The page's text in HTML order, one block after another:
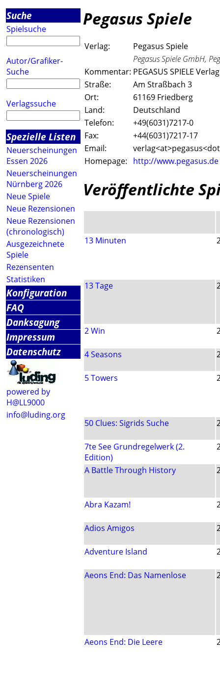
Suche
Spielsuche
Autor/Grafiker-
Suche
Verlagssuche
Spezielle Listen
Neuerscheinungen
Essen 2026
Neuerscheinungen
Nürnberg 2026
Neue Spiele
Neue Rezensionen
Neue Rezensionen
(chronologisch)
Ausgezeichnete
Spiele
Rezensenten
Statistiken
Konfiguration
FAQ
Danksagung
Impressum
Datenschutz
powered by
H@LL9000
info@luding.org
Pegasus Spiele
Verlag:
Pegasus Spiele
Pegasus Spiele GmbH,
Kommentar: PEGASUS SPIELE
Straße:
Am Straßbach 3
Ort:
61169 Friedberg
Land:
Deutschland
Telefon:
+49(6031)7217-0
Fax:
+44(6031)7217-17
Email:
verlag<at>pegasus<do
Homepage:
http://www.pegasus.de
Veröffentlichte
13 Minuten
13 Tage
2 Win
4 Seasons
5 Towers
50 Clues: Sigrids Suche
7te See Grundregelwerk (2.
Edition)
A Battle Through History
Abra Kazam!
Adios Amigos
Adventure Island
Aeons End: Das Namenlose
Aeons End: Die Leere